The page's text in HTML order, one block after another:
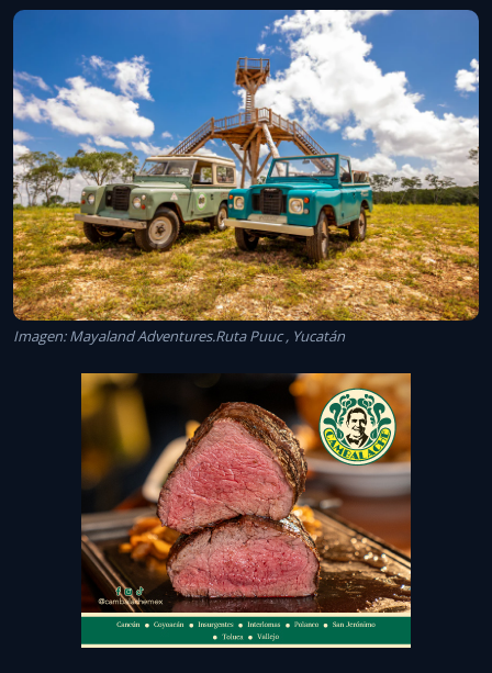
Imagen: Mayaland Adventures.Ruta Puuc , Yucatán